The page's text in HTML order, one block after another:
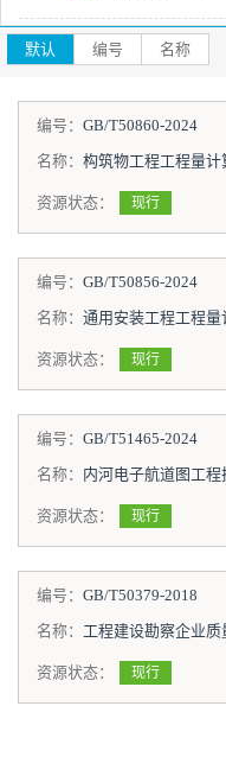
默认 编号 名称
编号： GB/T50860-2024
名称： 构筑物工程工程量计
资源状态： 现行
编号： GB/T50856-2024
名称： 通用安装工程工程量
资源状态： 现行
编号： GB/T51465-2024
名称： 内河电子航道图工程
资源状态： 现行
编号： GB/T50379-2018
名称： 工程建设勘察企业质
资源状态： 现行